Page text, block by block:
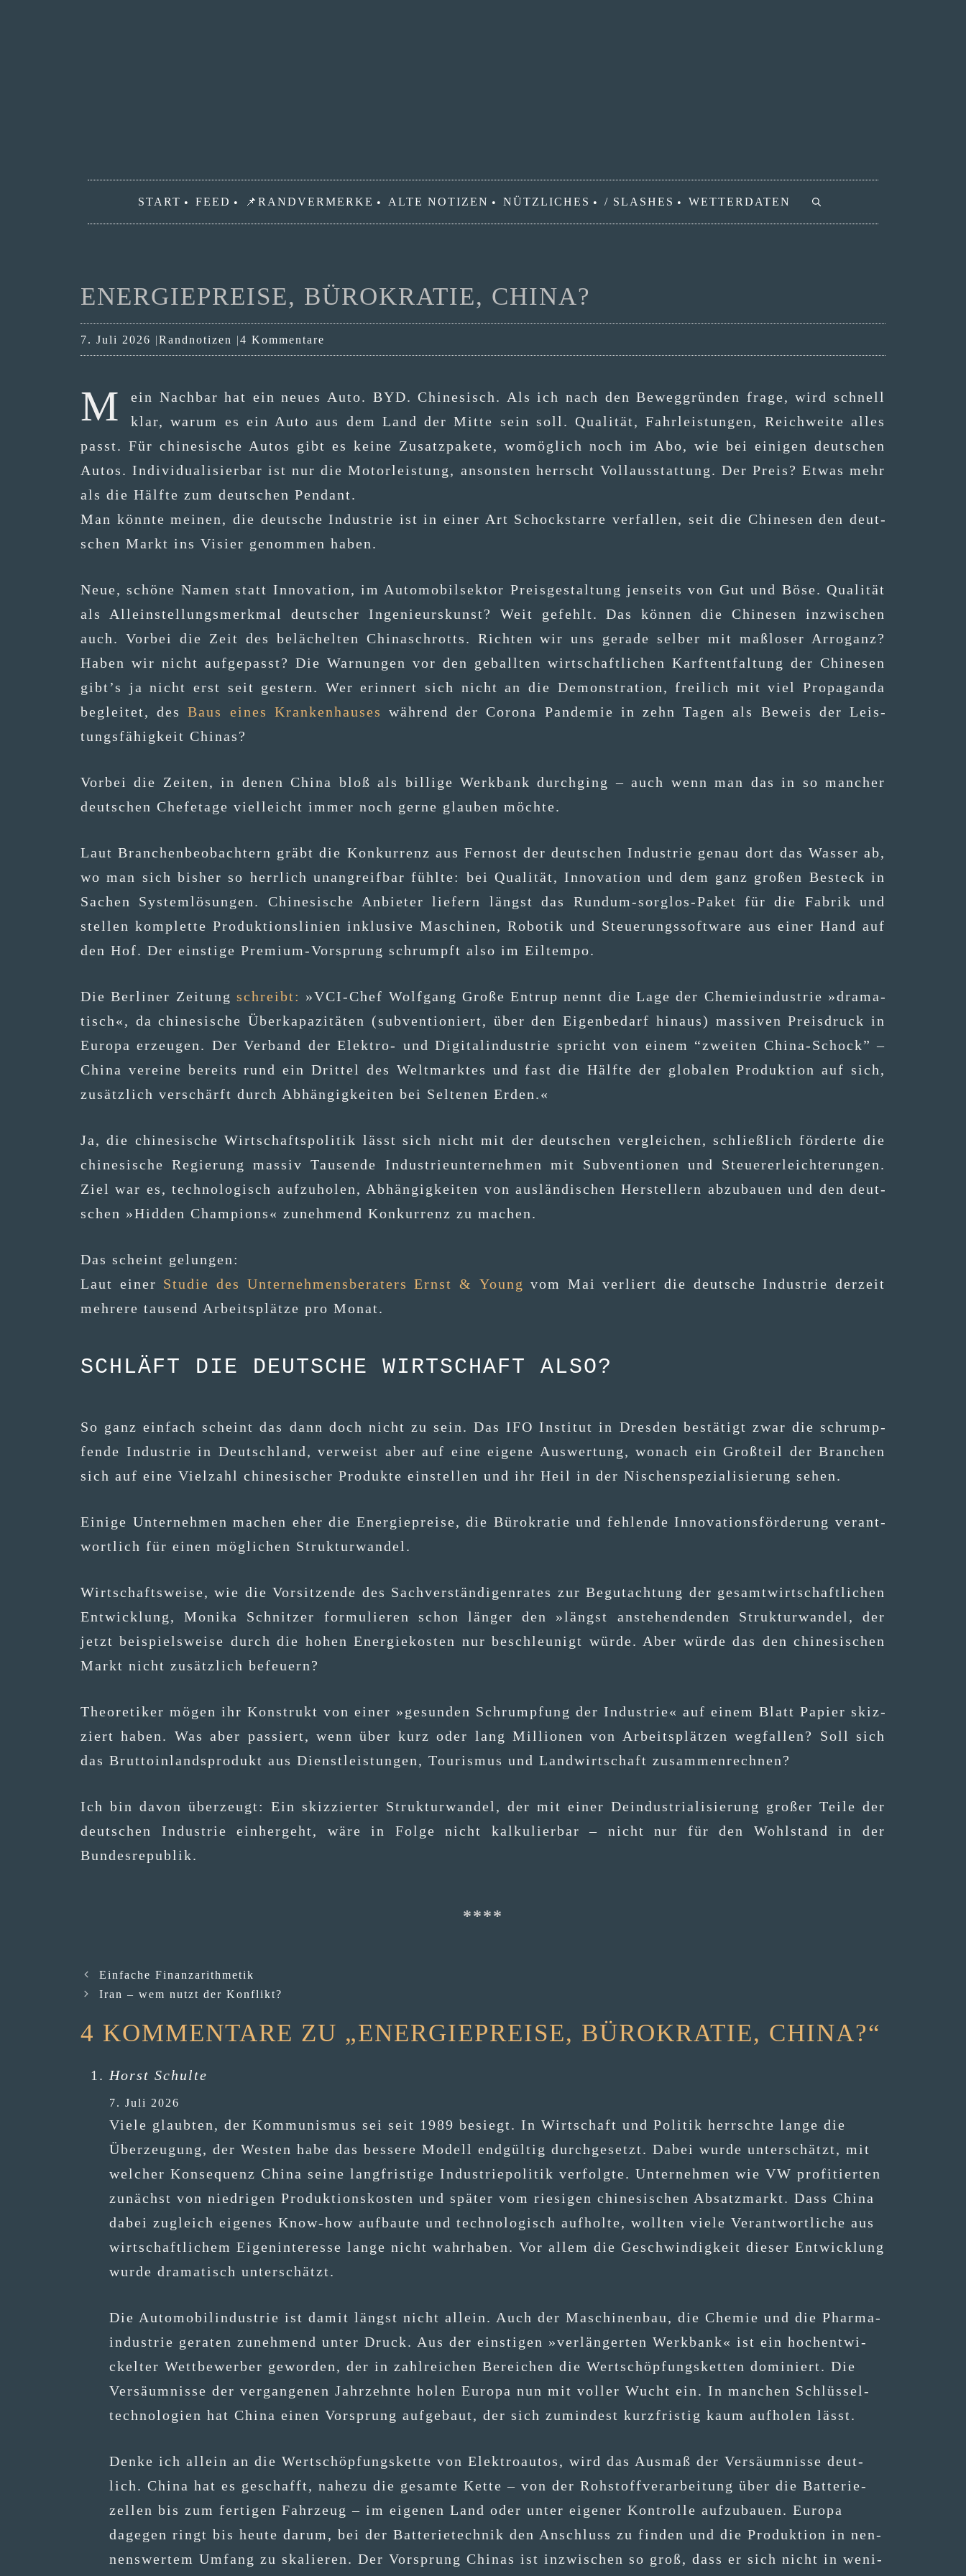
START FEED 📌RANDVERMERKE ALTE NOTIZEN NÜTZLICHES / SLASHES WETTERDATEN
ENERGIEPREISE, BÜROKRATIE, CHINA?
7. Juli 2026 Kategorien
Randnotizen 4 Kommentare
M
ein Nach­bar hat ein neu­es Auto. BYD. Chi­ne­sisch. Als ich nach den Beweg­grün­den fra­ge, wird schnell
klar, war­um es ein Auto aus dem Land der Mit­te sein soll. Qua­li­tät, Fahr­leis­tun­gen, Reich­wei­te alles
passt. Für chi­ne­si­sche Autos gibt es kei­ne Zusatz­pa­ke­te, womög­lich noch im Abo, wie bei eini­gen deut­schen
Autos. Indi­vi­dua­li­sier­bar ist nur die Motor­leis­tung, ansons­ten herrscht Voll­aus­stat­tung. Der Preis? Etwas mehr
als die Hälf­te zum deut­schen Pendant.
Man könn­te mei­nen, die deut­sche Indus­trie ist in einer Art Schock­star­re ver­fal­len, seit die Chi­ne­sen den deut­
schen Markt ins Visier genom­men haben.
Neue, schö­ne Namen statt Inno­va­ti­on, im Auto­mo­bil­sek­tor Preis­ge­stal­tung jen­seits von Gut und Böse. Qua­li­tät
als Allein­stel­lungs­merk­mal deut­scher Inge­nieurs­kunst? Weit gefehlt. Das kön­nen die Chi­ne­sen inzwi­schen
auch. Vor­bei die Zeit des belä­chel­ten Chi­na­schrotts. Rich­ten wir uns gera­de sel­ber mit maß­lo­ser Arro­ganz?
Haben wir nicht auf­ge­passt? Die War­nun­gen vor den geball­ten wirt­schaft­li­chen Karf­tent­fal­tung der Chi­ne­sen
gibt’s ja nicht erst seit ges­tern. Wer erin­nert sich nicht an die Demons­tra­ti­on, frei­lich mit viel Pro­pa­gan­da
beglei­tet, desBaus eines Kran­ken­hau­ses wäh­rend der Coro­na Pan­de­mie in zehn Tagen als Beweis der Leis­
tungs­fä­hig­keit Chinas?
Vor­bei die Zei­ten, in denen Chi­na bloß als bil­li­ge Werk­bank durch­ging – auch wenn man das in so man­cher
deut­schen Chef­eta­ge viel­leicht immer noch ger­ne glau­ben möchte.
Laut Bran­chen­be­ob­ach­tern gräbt die Kon­kur­renz aus Fern­ost der deut­schen Indus­trie genau dort das Was­ser ab,
wo man sich bis­her so herr­lich unan­greif­bar fühl­te: bei Qua­li­tät, Inno­va­ti­on und dem ganz gro­ßen Besteck in
Sachen Sys­tem­lö­sun­gen. Chi­ne­si­sche Anbie­ter lie­fern längst das Rund­um-sorg­los-Paket für die Fabrik und
stel­len kom­plet­te Pro­duk­ti­ons­li­ni­en inklu­si­ve Maschi­nen, Robo­tik und Steue­rungs­soft­ware aus einer Hand auf
den Hof. Der eins­ti­ge Pre­mi­um-Vor­sprung schrumpft also im Eiltempo.
Die Ber­li­ner Zei­tung schreibt: »VCI-Chef Wolf­gang Gro­ße Entrup nennt die Lage der Che­mie­in­dus­trie »dra­ma­
tisch«, da chi­ne­si­sche Über­ka­pa­zi­tä­ten (sub­ven­tio­niert, über den Eigen­be­darf hin­aus) mas­si­ven Preis­druck in
Euro­pa erzeu­gen. Der Ver­band der Elek­tro- und Digi­tal­in­dus­trie spricht von einem “zwei­ten Chi­na-Schock” –
Chi­na ver­ei­ne bereits rund ein Drit­tel des Welt­mark­tes und fast die Hälf­te der glo­ba­len Pro­duk­ti­on auf sich,
zusätz­lich ver­schärft durch Abhän­gig­kei­ten bei Sel­te­nen Erden.«
Ja, die chi­ne­si­sche Wirt­schafts­po­li­tik lässt sich nicht mit der deut­schen ver­glei­chen, schließ­lich för­der­te die
chi­ne­si­sche Regie­rung mas­siv Tau­sen­de Indus­trie­un­ter­neh­men mit Sub­ven­tio­nen und Steu­er­erleich­te­run­gen.
Ziel war es, tech­no­lo­gisch auf­zu­ho­len, Abhän­gig­kei­ten von aus­län­di­schen Her­stel­lern abzu­bau­en und den deut­
schen »Hid­den Cham­pi­ons« zuneh­mend Kon­kur­renz zu machen.
Das scheint gelungen:
Laut einer Stu­die des Unter­neh­mens­be­ra­ters Ernst & Youngvom Mai ver­liert die deut­sche Indus­trie der­zeit
meh­re­re tau­send Arbeits­plät­ze pro Monat.
SCHLÄFT DIE DEUTSCHE WIRTSCHAFT ALSO?
So ganz ein­fach scheint das dann doch nicht zu sein. Das IFO Insti­tut in Dres­den bestä­tigt zwar die schrump­
fen­de Indus­trie in Deutsch­land, ver­weist aber auf eine eige­ne Aus­wer­tung, wonach ein Groß­teil der Bran­chen
sich auf eine Viel­zahl chi­ne­si­scher Pro­duk­te ein­stel­len und ihr Heil in der Nischen­spe­zia­li­sie­rung sehen.
Eini­ge Unter­neh­men machen eher die Ener­gie­prei­se, die Büro­kra­tie und feh­len­de Inno­va­ti­ons­för­de­rung ver­ant­
wort­lich für einen mög­li­chen Strukturwandel.
Wirt­schafts­wei­se, wie die Vor­sit­zen­de des Sach­ver­stän­di­gen­ra­tes zur Begut­ach­tung der gesamt­wirt­schaft­li­chen
Ent­wick­lung, Moni­ka Schnit­zer for­mu­lie­ren schon län­ger den »längst anste­hen­den­den Struk­tur­wan­del, der
jetzt bei­spiels­wei­se durch die hohen Ener­gie­kos­ten nur beschleu­nigt wür­de. Aber wür­de das den chi­ne­si­schen
Markt nicht zusätz­lich befeuern?
Theo­re­ti­ker mögen ihr Kon­strukt von einer »gesun­den Schrump­fung der Indus­trie« auf einem Blatt Papier skiz­
ziert haben. Was aber pas­siert, wenn über kurz oder lang Mil­lio­nen von Arbeits­plät­zen weg­fal­len? Soll sich
das Brut­to­in­lands­pro­dukt aus Dienst­leis­tun­gen, Tou­ris­mus und Land­wirt­schaft zusammenrechnen?
Ich bin davon über­zeugt: Ein skiz­zier­ter Struk­tur­wan­del, der mit einer Deindus­tria­li­sie­rung gro­ßer Tei­le der
deut­schen Indus­trie ein­her­geht, wäre in Fol­ge nicht kal­ku­lier­bar – nicht nur für den Wohl­stand in der
Bundesrepublik.
Einfache Finanzarithmetik
Iran – wem nutzt der Konflikt?
4 KOMMENTARE ZU „ENERGIEPREISE, BÜROKRATIE, CHINA?“
Horst Schulte
7. Juli 2026
Vie­le glaub­ten, der Kom­mu­nis­mus sei seit 1989 besiegt. In Wirt­schaft und Poli­tik herrsch­te lan­ge die
Über­zeu­gung, der Wes­ten habe das bes­se­re Modell end­gül­tig durch­ge­setzt. Dabei wur­de unter­schätzt, mit
wel­cher Kon­se­quenz Chi­na sei­ne lang­fris­ti­ge Indus­trie­po­li­tik ver­folg­te. Unter­neh­men wie VW pro­fi­tier­ten
zunächst von nied­ri­gen Pro­duk­ti­ons­kos­ten und spä­ter vom rie­si­gen chi­ne­si­schen Absatz­markt. Dass Chi­na
dabei zugleich eige­nes Know-how auf­bau­te und tech­no­lo­gisch auf­hol­te, woll­ten vie­le Ver­ant­wort­li­che aus
wirt­schaft­li­chem Eigen­in­ter­es­se lan­ge nicht wahr­ha­ben. Vor allem die Geschwin­dig­keit die­ser Ent­wick­lung
wur­de dra­ma­tisch unterschätzt.
Die Auto­mo­bil­in­dus­trie ist damit längst nicht allein. Auch der Maschi­nen­bau, die Che­mie und die Phar­ma­
in­dus­trie gera­ten zuneh­mend unter Druck. Aus der eins­ti­gen »ver­län­ger­ten Werk­bank« ist ein hoch­ent­wi­
ckel­ter Wett­be­wer­ber gewor­den, der in zahl­rei­chen Berei­chen die Wert­schöp­fungs­ket­ten domi­niert. Die
Ver­säum­nis­se der ver­gan­ge­nen Jahr­zehn­te holen Euro­pa nun mit vol­ler Wucht ein. In man­chen Schlüs­sel­
tech­no­lo­gien hat Chi­na einen Vor­sprung auf­ge­baut, der sich zumin­dest kurz­fris­tig kaum auf­ho­len lässt.
Den­ke ich allein an die Wert­schöp­fungs­ket­te von Elek­tro­au­tos, wird das Aus­maß der Ver­säum­nis­se deut­
lich. Chi­na hat es geschafft, nahe­zu die gesam­te Ket­te – von der Roh­stoff­ver­ar­bei­tung über die Bat­te­rie­
zel­len bis zum fer­ti­gen Fahr­zeug – im eige­nen Land oder unter eige­ner Kon­trol­le auf­zu­bau­en. Euro­pa
dage­gen ringt bis heu­te dar­um, bei der Bat­te­rie­tech­nik den Anschluss zu fin­den und die Pro­duk­ti­on in nen­
nens­wer­tem Umfang zu ska­lie­ren. Der Vor­sprung Chi­nas ist inzwi­schen so groß, dass er sich nicht in weni­